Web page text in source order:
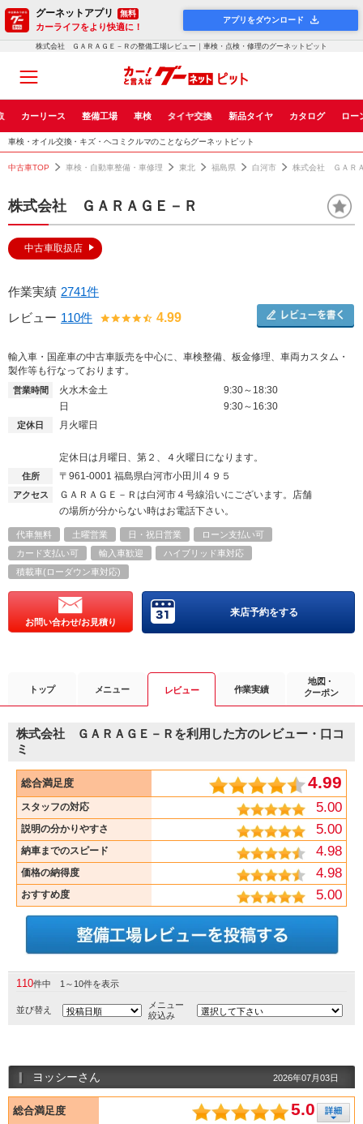
グーネットアプリ 無料
カーライフをより快適に！
アプリをダウンロード
株式会社 ＧＡＲＡＧＥ－Ｒの整備工場レビュー｜車検・点検・修理のグーネットピット
カーリース 整備工場 車検 タイヤ交換 新品タイヤ カタログ ロー
車検・オイル交換・キズ・ヘコミクルマのことならグーネットピット
中古車TOP 車検・自動車整備・車修理 東北 福島県 白河市 株式会社 ＧＡＲ
株式会社 ＧＡＲＡＧＥ－Ｒ
中古車取扱店
作業実績 2741件
レビュー 110件 4.99
輸入車・国産車の中古車販売を中心に、車検整備、板金修理、車両カスタム・
製作等も行なっております。
営業時間 火水木金土
9:30～18:30
日
9:30～16:30
定休日 月火曜日
定休日は月曜日、第２、４火曜日になります。
住所 〒961-0001 福島県白河市小田川４９５
アクセス
ＧＡＲＡＧＥ－Ｒは白河市４号線沿いにございます。店舗
の場所が分からない時はお電話下さい。
代車無料 土曜営業 日・祝日営業
ローン支払い可
カード支払い可
輸入車歓迎
ハイブリッド車対応
積載車(ローダウン車対応)
お問い合わせ/お見積り
来店予約をする
トップ メニュー レビュー 作業実績
地図・
クーポン
株式会社 ＧＡＲＡＧＥ－Ｒを利用した方のレビュー・口コ
ミ
総合満足度 4.99
スタッフの対応 5.00
説明の分かりやすさ 5.00
納車までのスピード 4.98
価格の納得度 4.98
おすすめ度 5.00
110件中 1～10件を表示
並び替え
メニュー
絞込み
ヨッシーさん 2026年07月03日
総合満足度 5.0